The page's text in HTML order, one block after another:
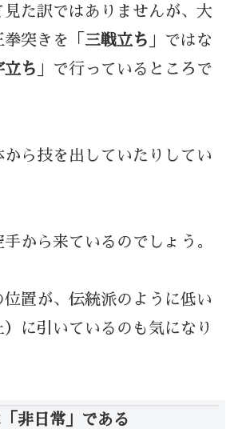
見た訳ではありませんが、大
突きを「 三戦立ち 」ではな
立ち 」で行っているところで
から技を出していたりしてい
から来ているのでしょう。
位置が、伝統派のように低い
に引いているのも気になり
非日常」である